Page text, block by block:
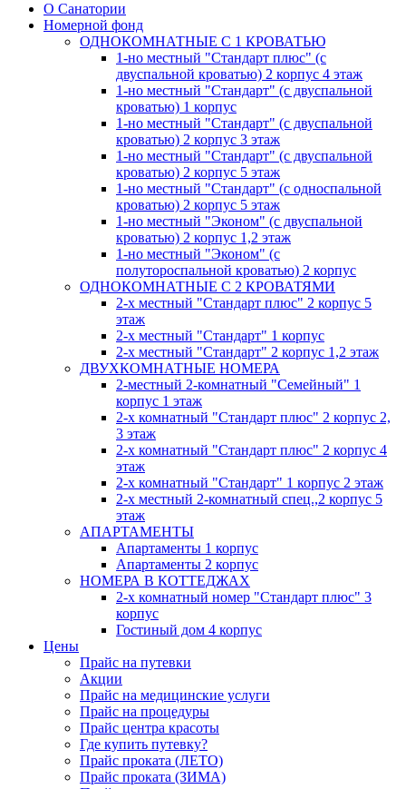
О Санатории
Номерной фонд
ОДНОКОМНАТНЫЕ С 1 КРОВАТЬЮ
1-но местный "Стандарт плюс" (с
двуспальной кроватью) 2 корпус 4 этаж
1-но местный "Стандарт" (с двуспальной
кроватью) 1 корпус
1-но местный "Стандарт" (с двуспальной
кроватью) 2 корпус 3 этаж
1-но местный "Стандарт" (с двуспальной
кроватью) 2 корпус 5 этаж
1-но местный "Стандарт" (с односпальной
кроватью) 2 корпус 5 этаж
1-но местный "Эконом" (с двуспальной
кроватью) 2 корпус 1,2 этаж
1-но местный "Эконом" (с
полутороспальной кроватью) 2 корпус
ОДНОКОМНАТНЫЕ С 2 КРОВАТЯМИ
2-х местный "Стандарт плюс" 2 корпус 5
этаж
2-х местный "Стандарт" 1 корпус
2-х местный "Стандарт" 2 корпус 1,2 этаж
ДВУХКОМНАТНЫЕ НОМЕРА
2-местный 2-комнатный "Семейный" 1
корпус 1 этаж
2-х комнатный "Стандарт плюс" 2 корпус 2,
3 этаж
2-х комнатный "Стандарт плюс" 2 корпус 4
этаж
2-х комнатный "Стандарт" 1 корпус 2 этаж
2-х местный 2-комнатный спец.,2 корпус 5
этаж
АПАРТАМЕНТЫ
Апартаменты 1 корпус
Апартаменты 2 корпус
НОМЕРА В КОТТЕДЖАХ
2-х комнатный номер "Стандарт плюс" 3
корпус
Гостиный дом 4 корпус
Цены
Прайс на путевки
Акции
Прайс на медицинские услуги
Прайс на процедуры
Прайс центра красоты
Где купить путевку?
Прайс проката (ЛЕТО)
Прайс проката (ЗИМА)